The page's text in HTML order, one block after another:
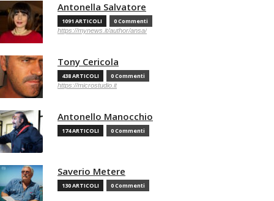
Antonella Salvatore
1091 ARTICOLI 0 Commenti
https://mynews.it/author/ansa/
Tony Cericola
438 ARTICOLI 0 Commenti
https://microstudio.it
Antonello Manocchio
174 ARTICOLI 0 Commenti
Saverio Metere
130 ARTICOLI 0 Commenti